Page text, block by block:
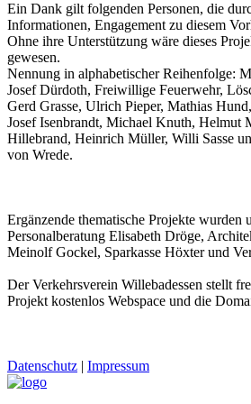
Ein Dank gilt folgenden Personen, die
Informationen, Engagement zu diesem
Ohne ihre Unterstützung wäre dieses
gewesen.
Nennung in alphabetischer Reihenfolge:
Josef Dürdoth, Freiwillige Feuerwehr,
Gerd Grasse, Ulrich Pieper, Mathias
Josef Isenbrandt, Michael Knuth, Helmut
Hillebrand, Heinrich Müller, Willi Sasse
von Wrede.
Ergänzende thematische Projekte wurden
Personalberatung Elisabeth Dröge,
Meinolf Gockel, Sparkasse Höxter und
Der Verkehrsverein Willebadessen stellt
Projekt kostenlos Webspace und die
Datenschutz | Impressum